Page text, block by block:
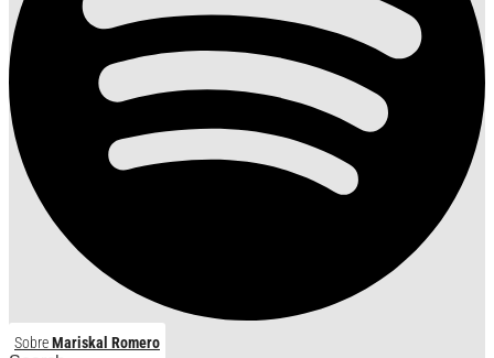
SobreMariskal Romero